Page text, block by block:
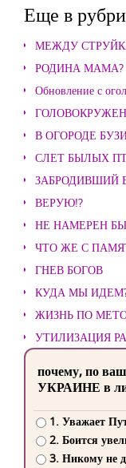
Еще в
МЕЖДУ
РОДИНА МАМА?
Обновление с
В ОГОРОДЕ
СЛЕТ БЫЛЫХ
ЗАБРОДИВШИЙ
ВЕРУЮ!?
НЕ НАМЕРЕН
ЧТО ЖЕ С
ГНЕВ БОГОВ
КУДА МЫ
ЖИЗНЬ ПО
УТИЛИЗАЦИЯ
почему, по
УКРАИНЕ в
1. Уважает
2. Боится
3. Никому не